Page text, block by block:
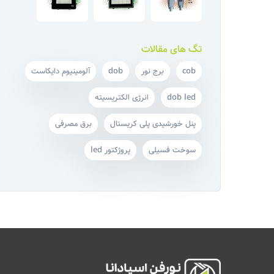
تگ های مقالات
cob برج نور dob آلومینیوم دایکاست
dob led انرژی الکتریسیته
پنل خورشیدی پلی کریستال برق مصرفی
سوخت فسیلی پروژکتور led